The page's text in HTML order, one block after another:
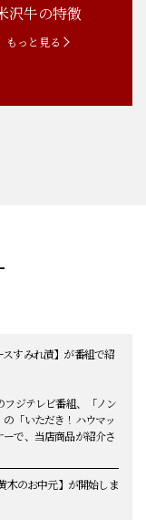
沢牛の特徴
もっと見る
スすみれ漬】が番組で紹
フジテレビ番組、「ノン
の「いただき！ハウマッ
ーで、当店商品が紹介さ
木のお中元】が開始しま